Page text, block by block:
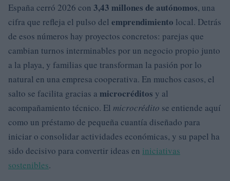
España cerró 2026 con 3,43 millones de autónomos, una
cifra que refleja el pulso del emprendimiento local. Detrás
de esos números hay proyectos concretos: parejas que
cambian turnos interminables por un negocio propio junto
a la playa, y familias que transforman la pasión por lo
natural en una empresa cooperativa. En muchos casos, el
salto se facilita gracias a microcréditos y al
acompañamiento técnico. El microcrédito se entiende aquí
como un préstamo de pequeña cuantía diseñado para
iniciar o consolidar actividades económicas, y su papel ha
sido decisivo para convertir ideas en iniciativas
sostenibles.